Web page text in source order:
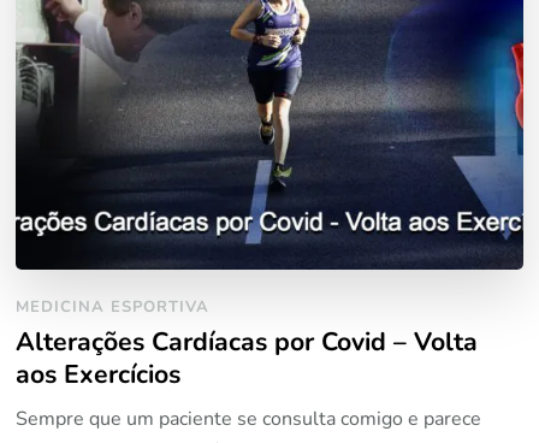
MEDICINA ESPORTIVA
Alterações Cardíacas por Covid – Volta
aos Exercícios
Sempre que um paciente se consulta comigo e parece